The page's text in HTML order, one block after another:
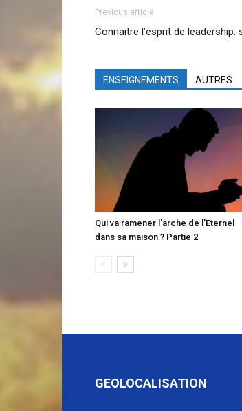
Previous article
Connaitre l’esprit de leadership:
ENSEIGNEMENTS AUTRES
Qui va ramener l’arche de l’Eternel
dans sa maison ? Partie 2
GEOLOCALISATION